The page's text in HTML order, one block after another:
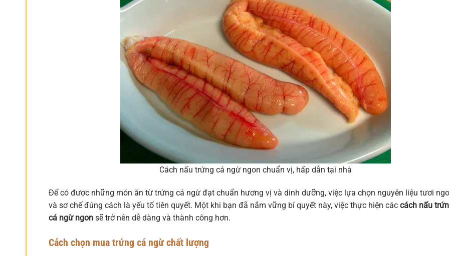
Cách nấu trứng cá ngừ ngon chuẩn vị, hấp dẫn tại nhà
Để có được những món ăn từ trứng cá ngừ đạt chuẩn hương vị và dinh dưỡng, việc lựa chọn nguyên liệu tươi
và sơ chế đúng cách là yếu tố tiên quyết. Một khi bạn đã nắm vững bí quyết này, việc thực hiện các cách nấu
cá ngừ ngon sẽ trở nên dễ dàng và thành công hơn.
Cách chọn mua trứng cá ngừ chất lượng